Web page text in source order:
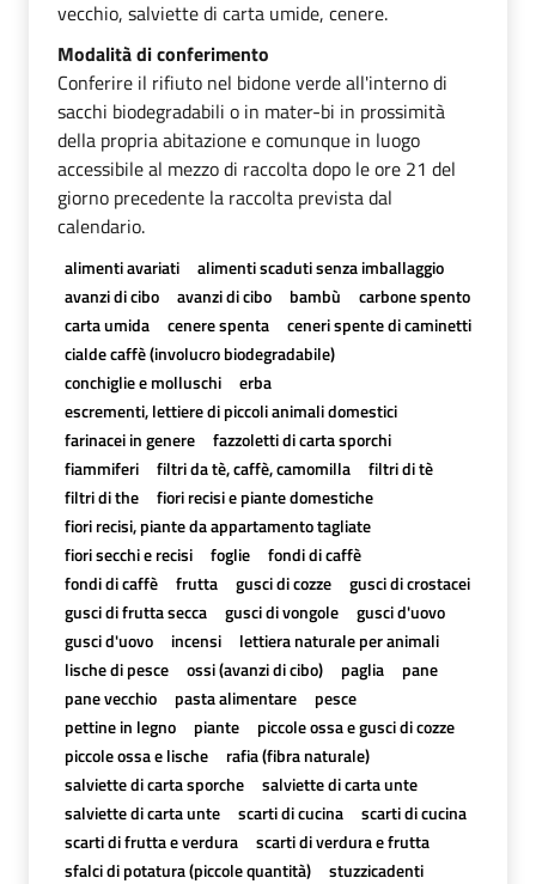
vecchio, salviette di carta umide, cenere.
Modalità di conferimento
Conferire il rifiuto nel bidone verde all'interno di
sacchi biodegradabili o in mater-bi in prossimità
della propria abitazione e comunque in luogo
accessibile al mezzo di raccolta dopo le ore 21 del
giorno precedente la raccolta prevista dal
calendario.
alimenti avariati
alimenti scaduti senza imballaggio
avanzi di cibo
avanzi di cibo bambù
carbone spento
carta umida
cenere spenta
ceneri spente di caminetti
cialde caffè (involucro biodegradabile)
conchiglie e molluschi
erba
escrementi, lettiere di piccoli animali domestici
farinacei in genere
fazzoletti di carta sporchi
fiammiferi
filtri da tè, caffè, camomilla
filtri di tè
filtri di the
fiori recisi e piante domestiche
fiori recisi, piante da appartamento tagliate
fiori secchi e recisi
foglie
fondi di caffè
fondi di caffè
frutta gusci di cozze
gusci di crostacei
gusci di frutta secca
gusci di vongole
gusci d'uovo
gusci d'uovo
incensi
lettiera naturale per animali
lische di pesce
ossi (avanzi di cibo) paglia
pane
pane vecchio
pasta alimentare
pesce
pettine in legno
piante
piccole ossa e gusci di cozze
piccole ossa e lische
rafia (fibra naturale)
salviette di carta sporche
salviette di carta unte
salviette di carta unte
scarti di cucina
scarti di cucina
scarti di frutta e verdura
scarti di verdura e frutta
sfalci di potatura (piccole quantità)
stuzzicadenti